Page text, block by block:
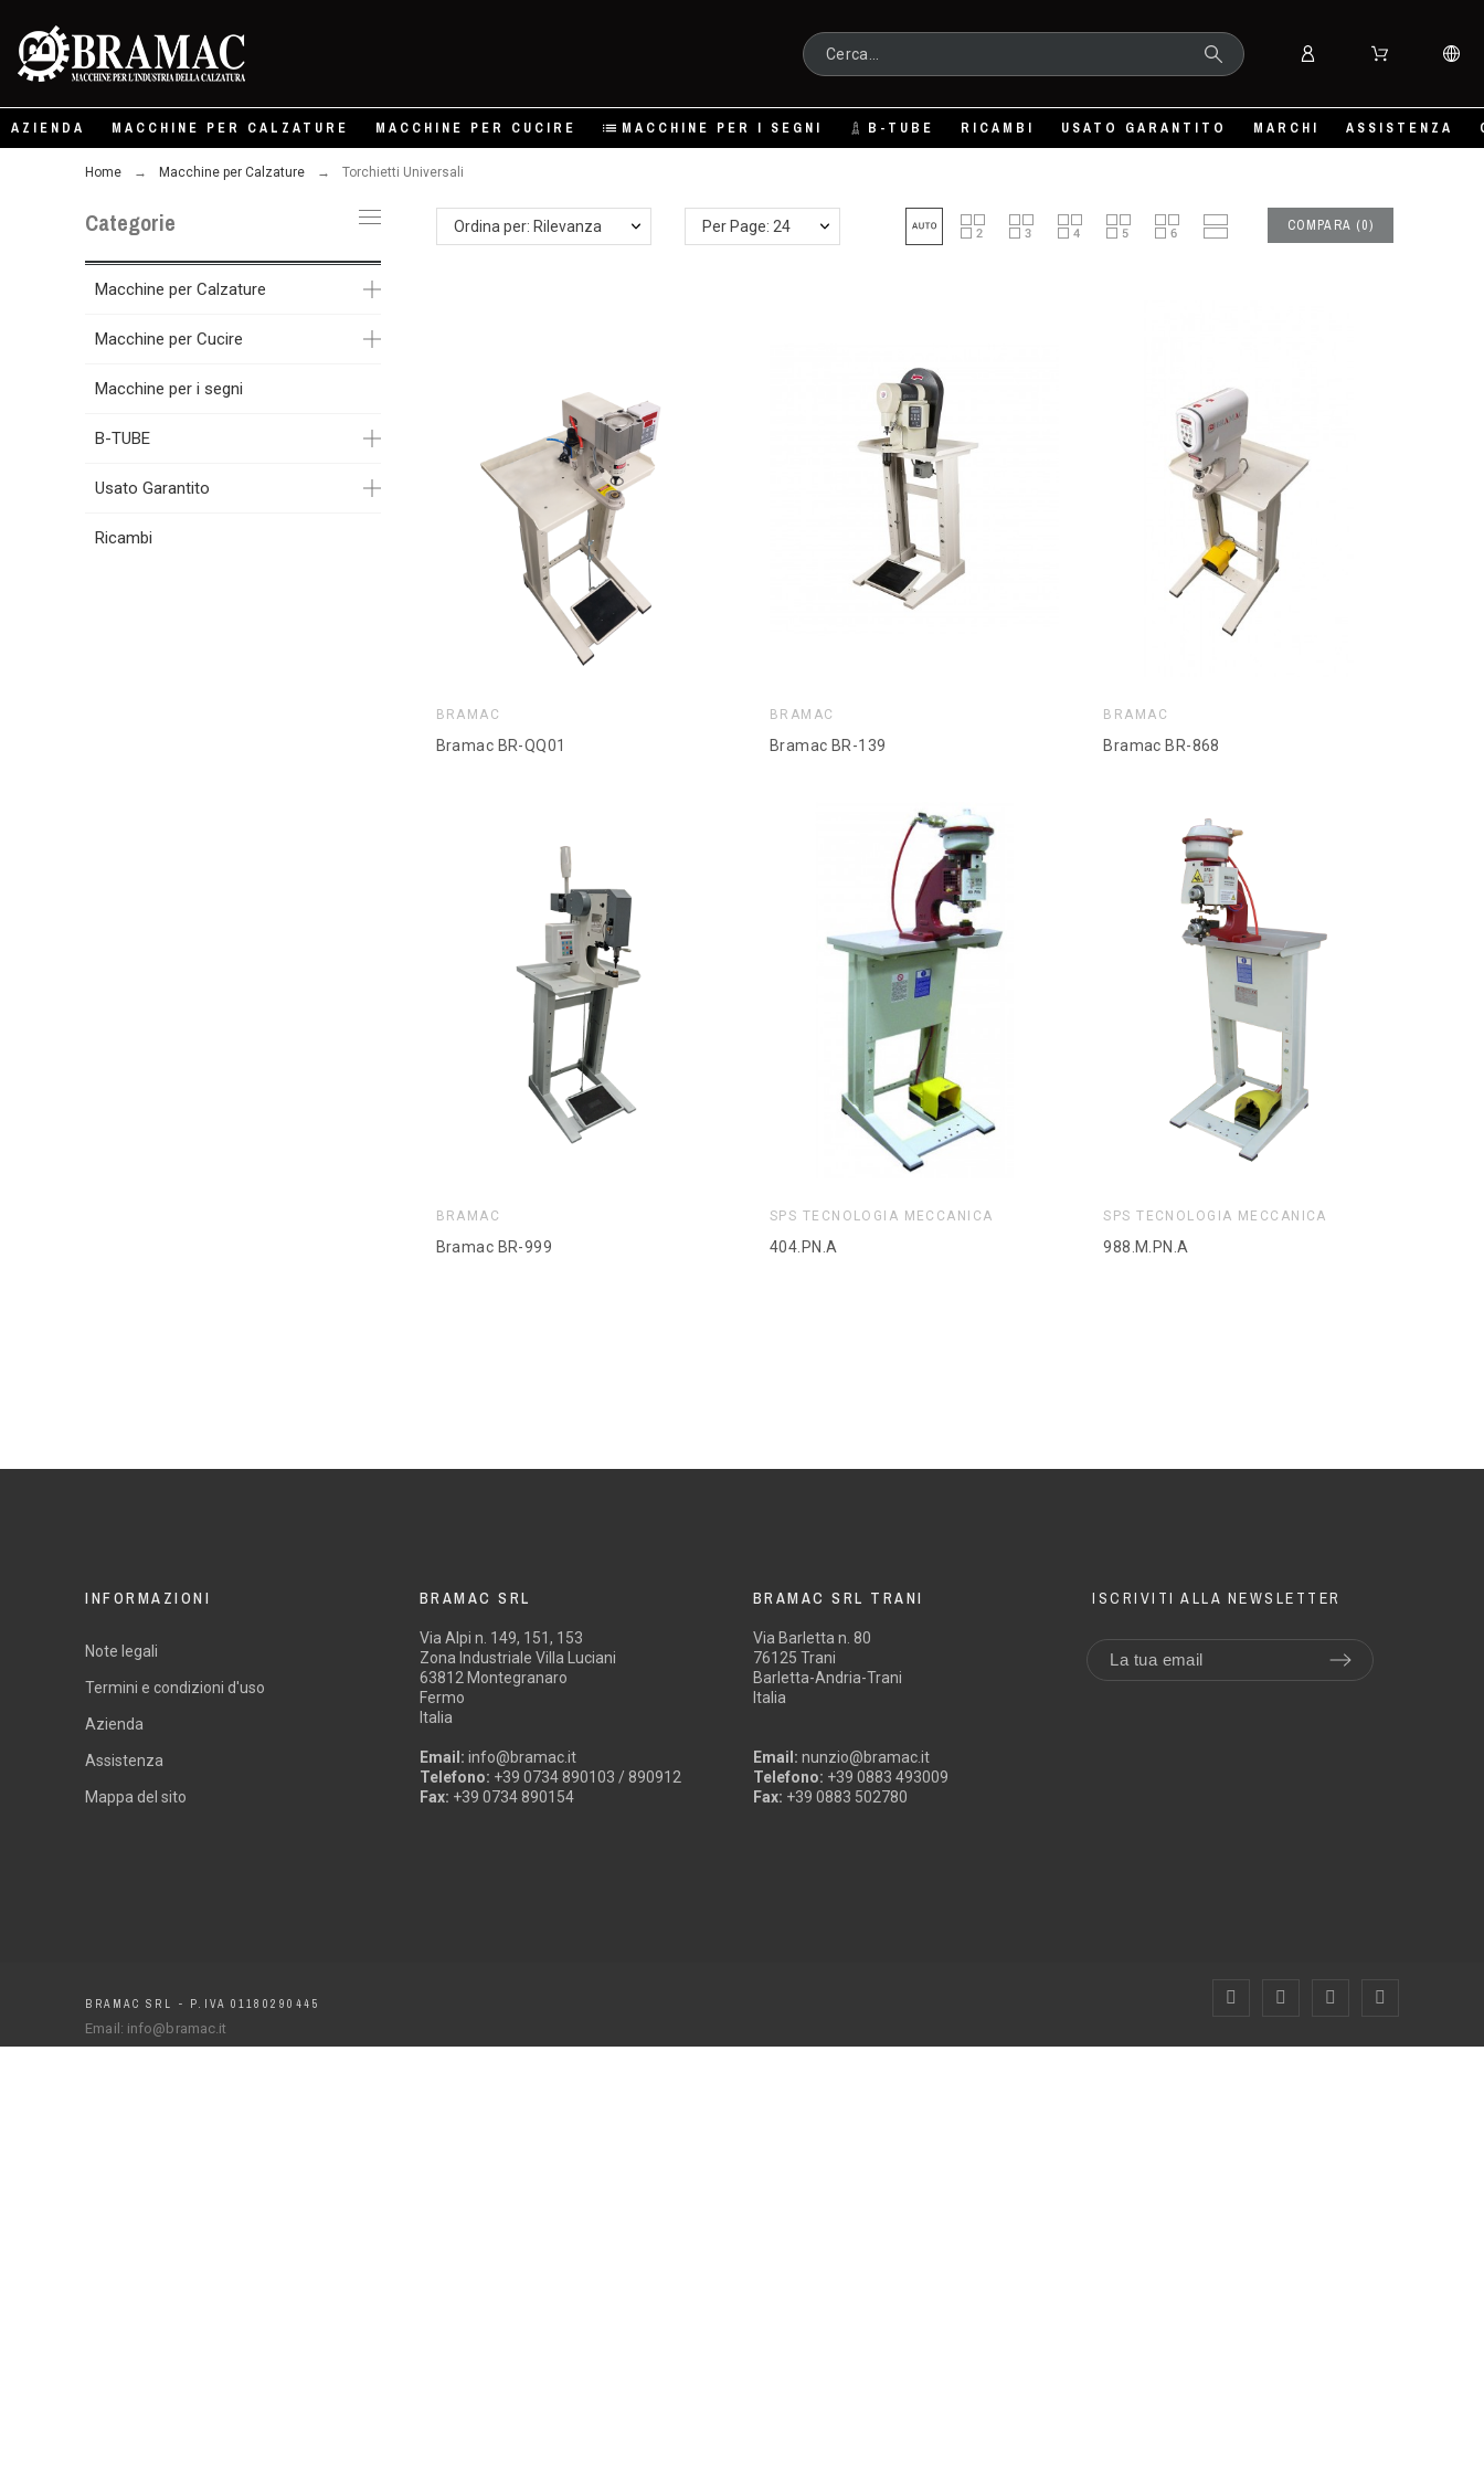
AZIENDA MACCHINE PER CALZATURE MACCHINE PER CUCIRE MACCHINE PER I SEGNI B-TUBE RICAMBI USATO GARANTITO MARCHI ASSISTENZA
Home Macchine per Calzature Torchietti Universali
Categorie
Macchine per Calzature
Macchine per Cucire
Macchine per i segni
B-TUBE
Usato Garantito
Ricambi
Ordina per: Rilevanza COMPARA (0)
Per Page: 24
BRAMAC
Bramac BR-QQ01
BRAMAC
Bramac BR-139
BRAMAC
Bramac BR-868
BRAMAC
Bramac BR-999
SPS TECNOLOGIA MECCANICA
404.PN.A
SPS TECNOLOGIA MECCANICA
988.M.PN.A
INFORMAZIONI
Note legali
Termini e condizioni d'uso
Azienda
Assistenza
Mappa del sito
BRAMAC SRL
Via Alpi n. 149, 151, 153
Zona Industriale Villa Luciani
63812 Montegranaro
Fermo
Italia
Email: info@bramac.it
Telefono: +39 0734 890103 / 890912
Fax: +39 0734 890154
BRAMAC SRL TRANI
Via Barletta n. 80
76125 Trani
Barletta-Andria-Trani
Italia
Email: nunzio@bramac.it
Telefono: +39 0883 493009
Fax: +39 0883 502780
ISCRIVITI ALLA NEWSLETTER
BRAMAC SRL - P.IVA 01180290445
Email: info@bramac.it